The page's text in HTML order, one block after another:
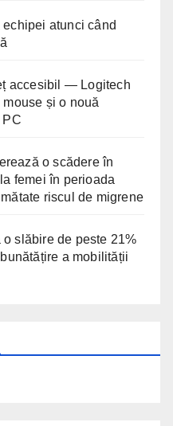
atunci când
accesibil — Logitech
și o nouă
PC
o scădere în
femei în perioada
riscul de migrene
slăbire de peste 21%
a mobilității